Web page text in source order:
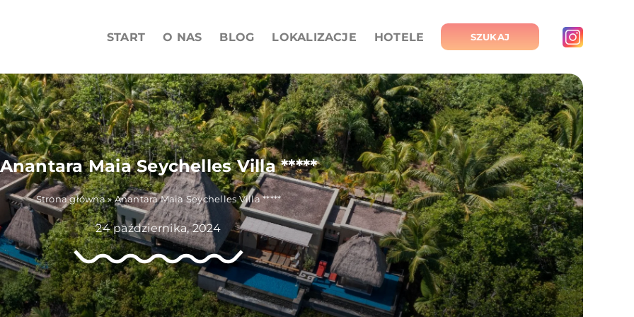
START O NAS BLOG LOKALIZACJE HOTELE SZUKAJ
Anantara Maia Seychelles Villa *****
Strona główna»Anantara Maia Seychelles Villa *****
24 października, 2024